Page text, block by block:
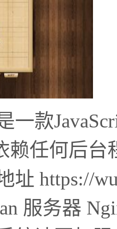
一款
赖任何后台
址 https://
服务器